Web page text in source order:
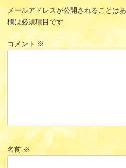
メールアドレスが公開されることはあ
欄は必須項目です
コメント ※
名前 ※